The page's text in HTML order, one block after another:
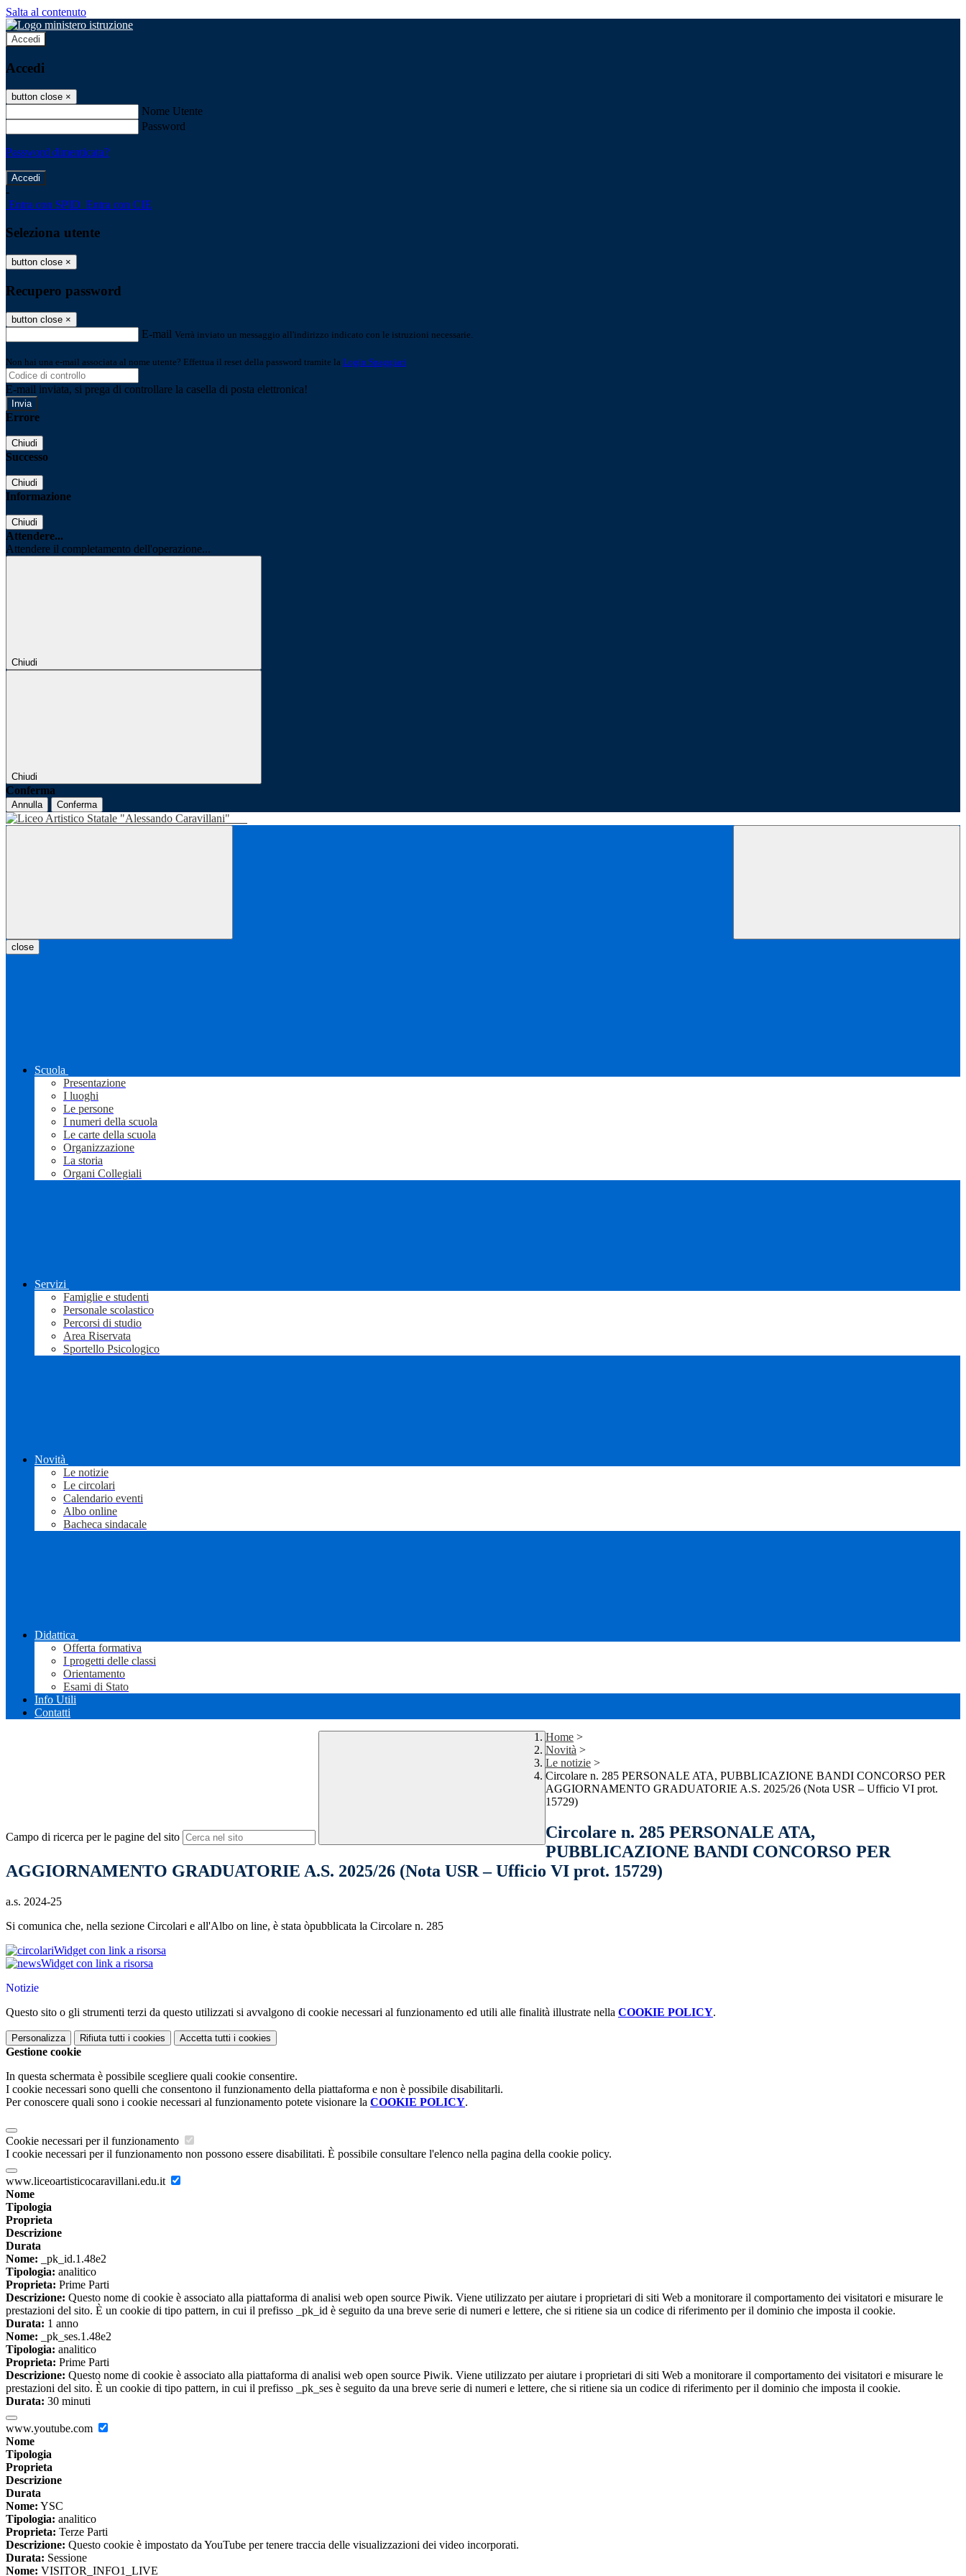
Salta al contenuto
Accedi
Accedi
button close ×
Nome Utente
Password
Password dimenticata?
-
Entra con SPID Entra con CIE
Seleziona utente
button close ×
Recupero password
button close ×
E-mail Verrà inviato un messaggio all'indirizzo indicato con le istruzioni necessarie.
Non hai una e-mail associata al nome utente? Effettua il reset della password tramite la Login Spaggiari
E-mail inviata, si prega di controllare la casella di posta elettronica!
Errore
Chiudi
Successo
Chiudi
Informazione
Chiudi
Attendere...
Attendere il completamento dell'operazione...
Chiudi
Chiudi
Conferma
Annulla Conferma
close
Scuola
Presentazione
I luoghi
Le persone
I numeri della scuola
Le carte della scuola
Organizzazione
La storia
Organi Collegiali
Servizi
Famiglie e studenti
Personale scolastico
Percorsi di studio
Area Riservata
Sportello Psicologico
Novità
Le notizie
Le circolari
Calendario eventi
Albo online
Bacheca sindacale
Didattica
Offerta formativa
I progetti delle classi
Orientamento
Esami di Stato
Info Utili
Contatti
Campo di ricerca per le pagine del sito
Home >
Novità >
Le notizie >
Circolare n. 285 PERSONALE ATA, PUBBLICAZIONE BANDI CONCORSO PER
AGGIORNAMENTO GRADUATORIE A.S. 2025/26 (Nota USR – Ufficio VI prot.
15729)
Circolare n. 285 PERSONALE ATA,
PUBBLICAZIONE BANDI CONCORSO PER
AGGIORNAMENTO GRADUATORIE A.S. 2025/26 (Nota USR – Ufficio VI prot. 15729)
a.s. 2024-25
Si comunica che, nella sezione Circolari e all'Albo on line, è stata òpubblicata la Circolare n. 285
Widget con link a risorsa
Widget con link a risorsa
Notizie
Questo sito o gli strumenti terzi da questo utilizzati si avvalgono di cookie necessari al funzionamento ed utili alle finalità illustrate nella COOKIE POLICY.
Personalizza Rifiuta tutti i cookies Accetta tutti i cookies
Gestione cookie
In questa schermata è possibile scegliere quali cookie consentire.
I cookie necessari sono quelli che consentono il funzionamento della piattaforma e non è possibile disabilitarli.
Per conoscere quali sono i cookie necessari al funzionamento potete visionare la COOKIE POLICY.
Cookie necessari per il funzionamento
I cookie necessari per il funzionamento non possono essere disabilitati. È possibile consultare l'elenco nella pagina della cookie policy.
www.liceoartisticocaravillani.edu.it
Nome
Tipologia
Proprieta
Descrizione
Durata
Nome: _pk_id.1.48e2
Tipologia: analitico
Proprieta: Prime Parti
Descrizione: Questo nome di cookie è associato alla piattaforma di analisi web open source Piwik. Viene utilizzato per aiutare i proprietari di siti Web a monitorare il comportamento dei visitatori e misurare le
prestazioni del sito. È un cookie di tipo pattern, in cui il prefisso _pk_id è seguito da una breve serie di numeri e lettere, che si ritiene sia un codice di riferimento per il dominio che imposta il cookie.
Durata: 1 anno
Nome: _pk_ses.1.48e2
Tipologia: analitico
Proprieta: Prime Parti
Descrizione: Questo nome di cookie è associato alla piattaforma di analisi web open source Piwik. Viene utilizzato per aiutare i proprietari di siti Web a monitorare il comportamento dei visitatori e misurare le
prestazioni del sito. È un cookie di tipo pattern, in cui il prefisso _pk_ses è seguito da una breve serie di numeri e lettere, che si ritiene sia un codice di riferimento per il dominio che imposta il cookie.
Durata: 30 minuti
www.youtube.com
Nome
Tipologia
Proprieta
Descrizione
Durata
Nome: YSC
Tipologia: analitico
Proprieta: Terze Parti
Descrizione: Questo cookie è impostato da YouTube per tenere traccia delle visualizzazioni dei video incorporati.
Durata: Sessione
Nome: VISITOR_INFO1_LIVE